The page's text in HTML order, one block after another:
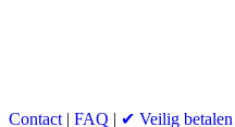
Contact | FAQ | ✔ Veilig